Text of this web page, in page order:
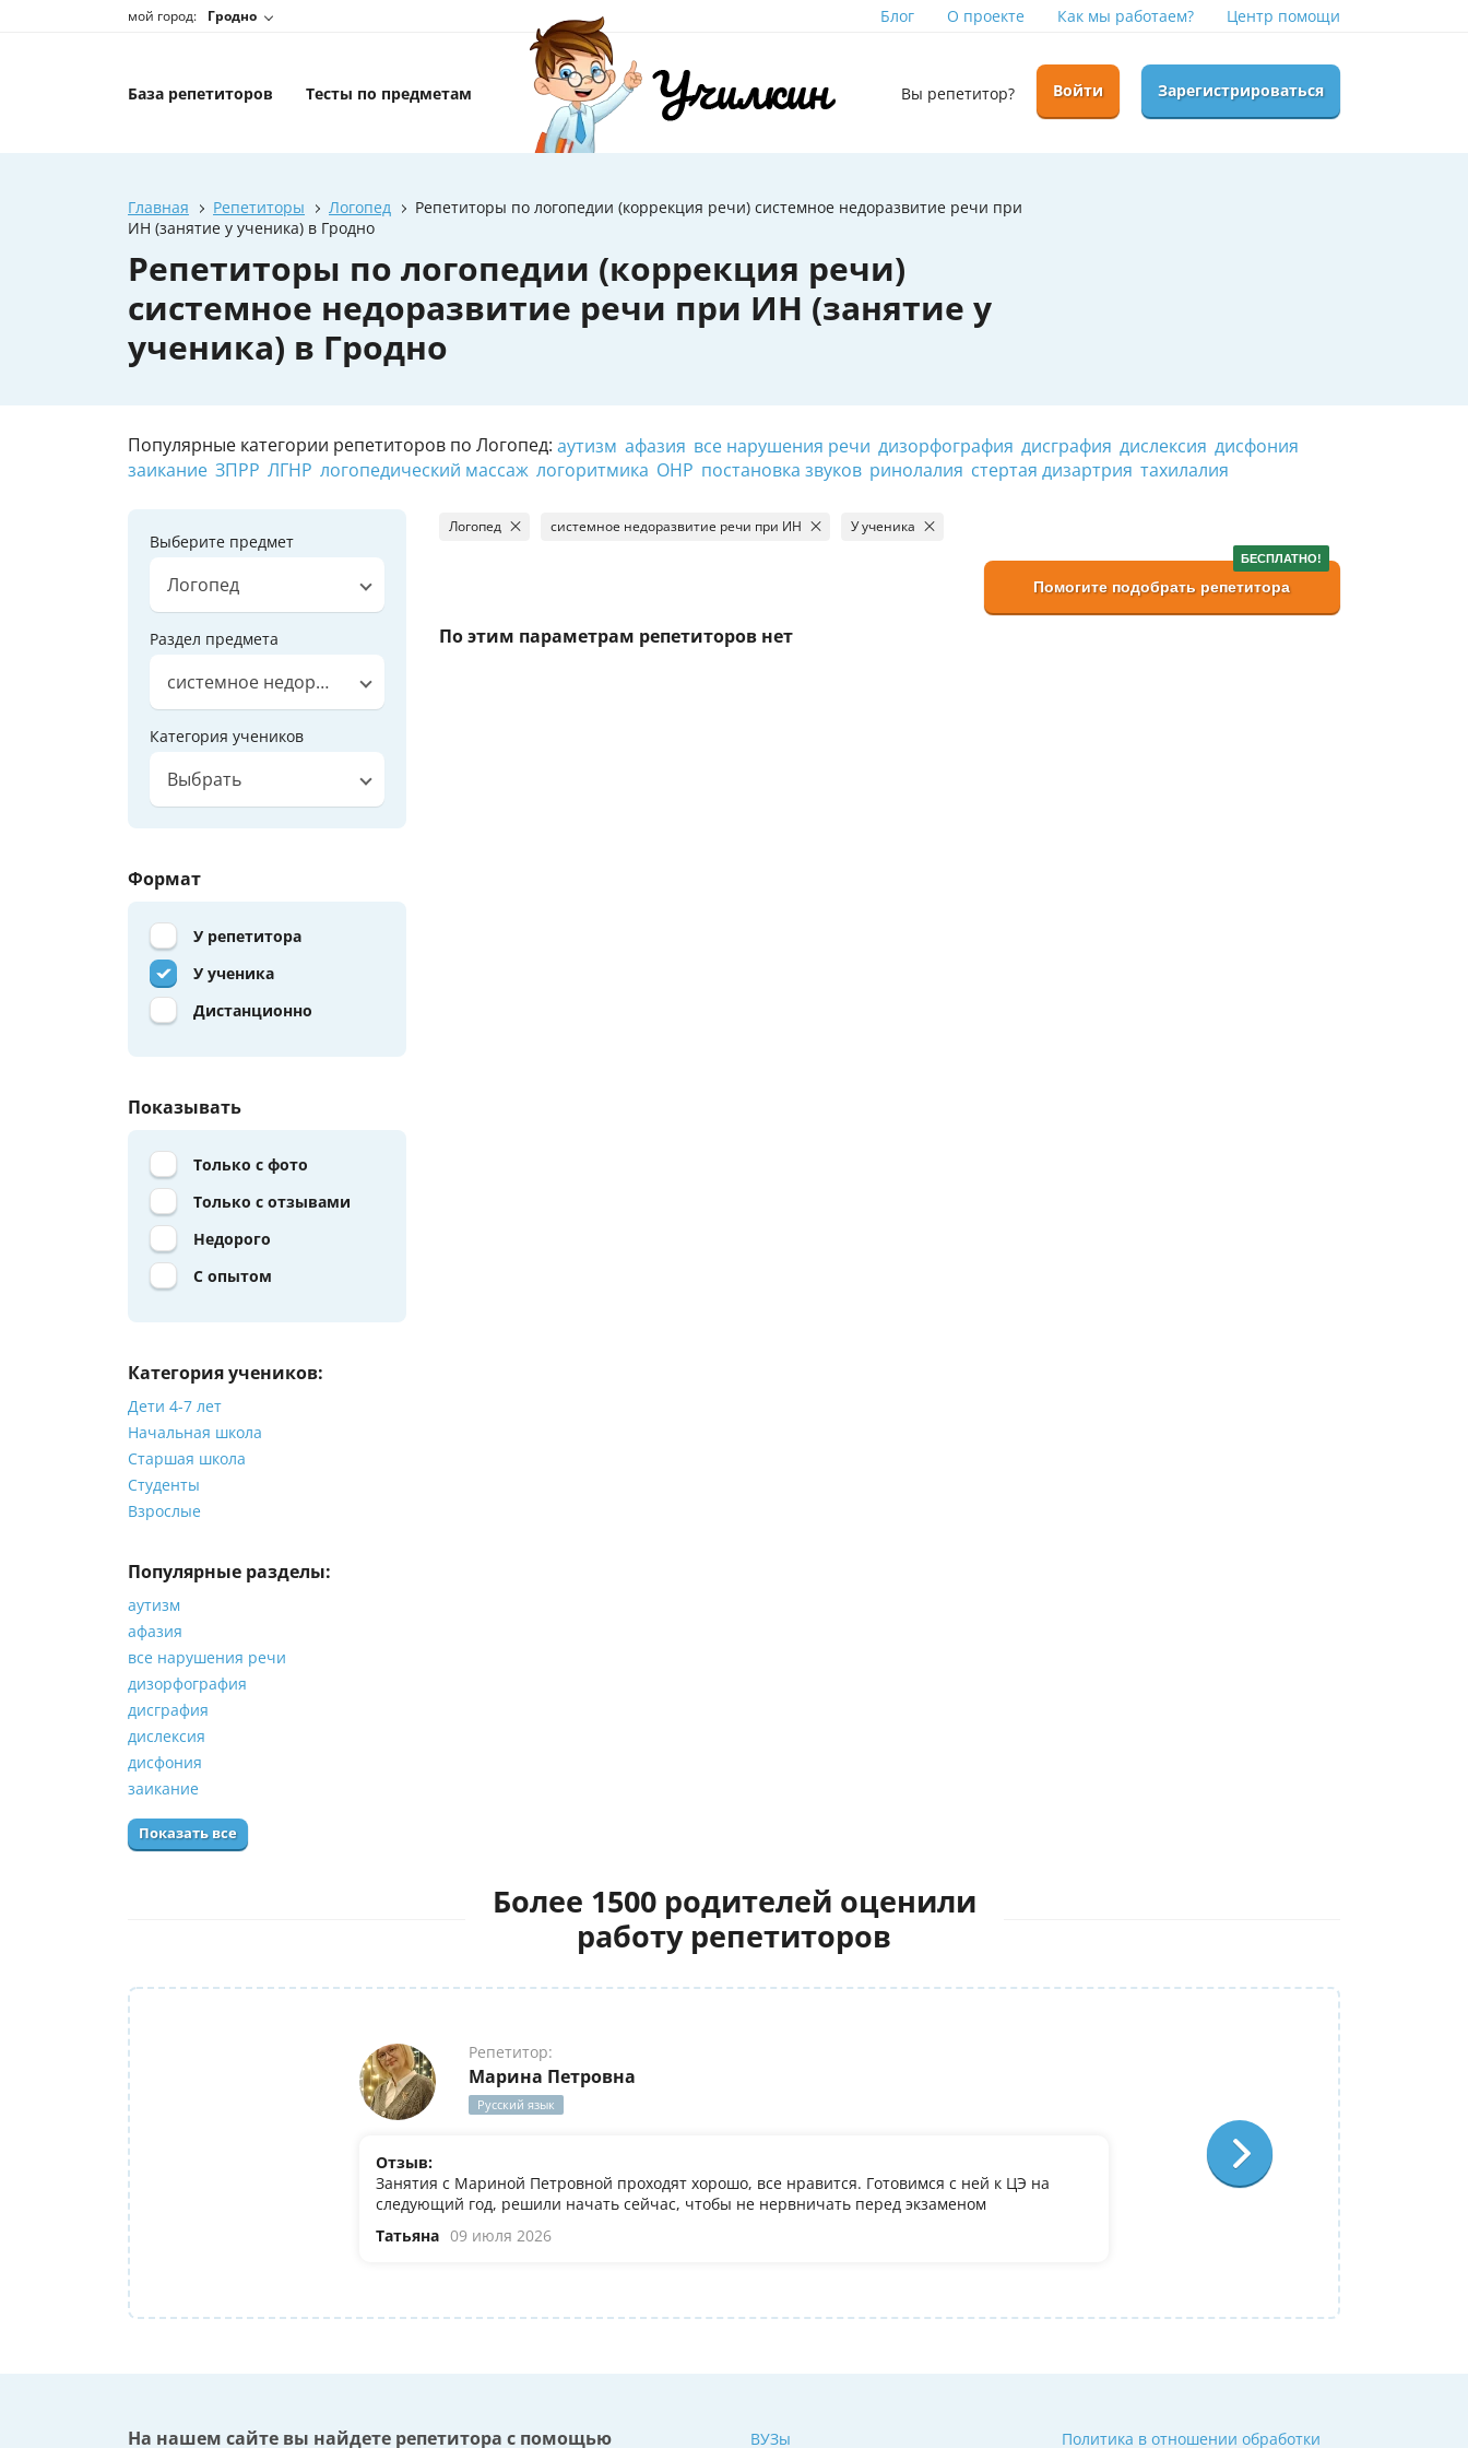
мой город: Гродно Блог О проекте Как мы работаем? Центр помощи
База репетиторов Тесты по предметам Вы репетитор? Войти Зарегистрироваться
Главная Репетиторы Логопед
Репетиторы по логопедии (коррекция речи) системное недоразвитие речи при
ИН (занятие у ученика) в Гродно
Репетиторы по логопедии (коррекция речи)
системное недоразвитие речи при ИН (занятие у
ученика) в Гродно
Популярные категории репетиторов по Логопед: аутизм афазия все нарушения речи дизорфография дисграфия дислексия дисфония
заикание ЗПРР ЛГНР логопедический массаж логоритмика ОНР постановка звуков ринолалия стертая дизартрия тахилалия
Выберите предмет
Логопед
Раздел предмета
системное недоразвитие речи при ИН
Категория учеников
Выбрать
Формат
У репетитора
У ученика
Дистанционно
Показывать
Только с фото
Только с отзывами
Недорого
С опытом
Категория учеников:
Дети 4-7 лет
Начальная школа
Старшая школа
Студенты
Взрослые
Популярные разделы:
аутизм
афазия
все нарушения речи
дизорфография
дисграфия
дислексия
дисфония
заикание
Показать все
Логопед системное недоразвитие речи при ИН У ученика
БЕСПЛАТНО!
Помогите подобрать репетитора
По этим параметрам репетиторов нет
Более 1500 родителей оценили
работу репетиторов
Репетитор:
Марина Петровна
Русский язык
Отзыв:
Занятия с Мариной Петровной проходят хорошо, все нравится. Готовимся с ней к ЦЭ на
следующий год, решили начать сейчас, чтобы не нервничать перед экзаменом
Татьяна 09 июля 2026
Лариса Степановна
Французский язык
По занятиям с Ларисой Степановной у
преподаватель, очень довольна, что
На нашем сайте вы найдете репетитора с помощью
ВУЗы Политика в отношении обработки